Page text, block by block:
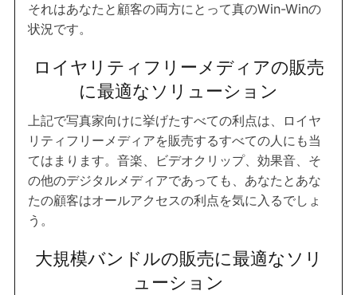
それはあなたと顧客の両方にとって真のWin-Winの
状況です。
ロイヤリティフリーメディアの販売
に最適なソリューション
上記で写真家向けに挙げたすべての利点は、ロイヤ
リティフリーメディアを販売するすべての人にも当
てはまります。音楽、ビデオクリップ、効果音、そ
の他のデジタルメディアであっても、あなたとあな
たの顧客はオールアクセスの利点を気に入るでしょ
う。
大規模バンドルの販売に最適なソリ
ューション